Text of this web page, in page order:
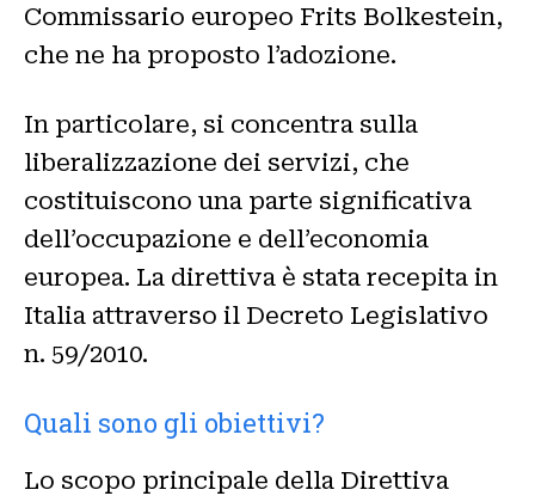
Commissario europeo Frits Bolkestein,
che ne ha proposto l’adozione.
In particolare, si concentra sulla
liberalizzazione dei servizi, che
costituiscono una parte significativa
dell’occupazione e dell’economia
europea. La direttiva è stata recepita in
Italia attraverso il Decreto Legislativo
n. 59/2010.
Quali sono gli obiettivi?
Lo scopo principale della Direttiva